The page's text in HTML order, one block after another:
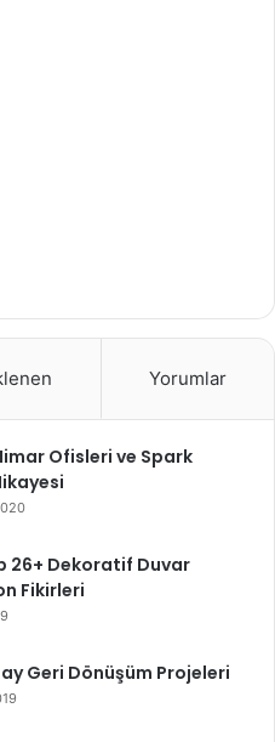
Yorumlar
Ofisleri ve Spark
26+ Dekoratif Duvar
Fikirleri
Geri Dönüşüm Projeleri